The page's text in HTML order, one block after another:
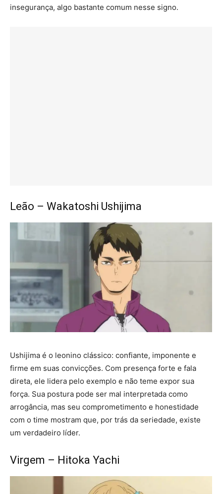
insegurança, algo bastante comum nesse signo.
Leão – Wakatoshi Ushijima
Ushijima é o leonino clássico: confiante, imponente e
firme em suas convicções. Com presença forte e fala
direta, ele lidera pelo exemplo e não teme expor sua
força. Sua postura pode ser mal interpretada como
arrogância, mas seu comprometimento e honestidade
com o time mostram que, por trás da seriedade, existe
um verdadeiro líder.
Virgem – Hitoka Yachi